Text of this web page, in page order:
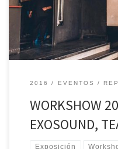
2016 EVENTOS
WORKSHOW
EXOSOUND,
Exposición